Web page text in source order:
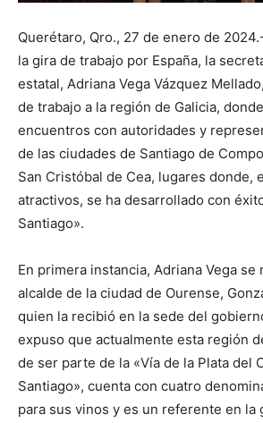
Querétaro, Qro., 27 de enero de
la gira de trabajo por España, la
estatal, Adriana Vega Vázquez
de trabajo a la región de Galicia,
encuentros con autoridades y
de las ciudades de Santiago de
San Cristóbal de Cea, lugares donde,
atractivos, se ha desarrollado con
Santiago».
En primera instancia, Adriana Vega se
alcalde de la ciudad de Ourense,
quien la recibió en la sede del
expuso que actualmente esta región
de ser parte de la «Vía de la Plata del
Santiago», cuenta con cuatro
para sus vinos y es un referente en la